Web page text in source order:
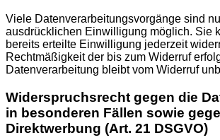
Viele Datenverarbeitungsvorgänge sind
ausdrücklichen Einwilligung möglich. Sie
bereits erteilte Einwilligung jederzeit
Rechtmäßigkeit der bis zum Widerruf
Datenverarbeitung bleibt vom Widerruf
Widerspruchsrecht gegen die
in besonderen Fällen sowie
Direktwerbung (Art. 21 DSGVO)